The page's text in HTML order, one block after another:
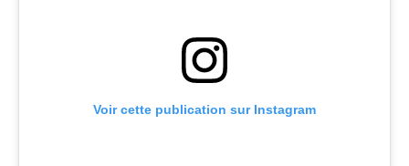
Voir cette publication sur Instagram